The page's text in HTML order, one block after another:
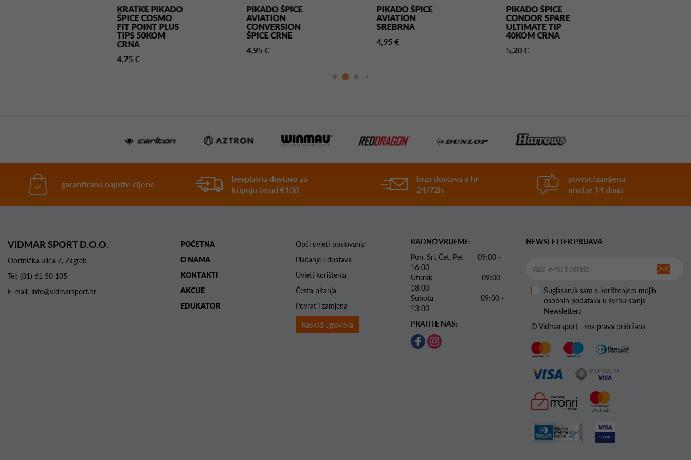
KRATKE PIKADO
ŠPICE COSMO
FIT POINT PLUS
TIPS 50KOM
CRNA
4,75 €
PIKADO ŠPICE
AVIATION
CONVERSION
ŠPICE CRNE
4,95 €
PIKADO ŠPICE
AVIATION
SREBRNA
4,95 €
PIKADO ŠPICE
CONDOR SPARE
ULTIMATE TIP
40KOM CRNA
5,20 €
garantirano najniže cijene
besplatna dostava za
kupnju iznad €100
brza dostava u hr
24/72h
povrat/zamjena
unutar 14 dana
VIDMAR SPORT D.O.O.
Obrtnička ulica 7, Zagreb
Tel: (01) 61 50 105
E-mail: info@vidmarsport.hr
POČETNA
O NAMA
KONTAKTI
AKCIJE
EDUKATOR
Opći uvjeti poslovanja
Plaćanje i dostava
Uvjeti korištenja
Česta pitanja
Povrat i zamjena
Raskid ugovora
RADNO VRIJEME:
Pon. Sri. Čet. Pet 09:00 -
16:00
Utorak 09:00 -
18:00
Subota 09:00 -
13:00
PRATITE NAS:
NEWSLETTER PRIJAVA
Suglasan/a sam s korištenjem mojih
osobnih podataka u svrhu slanja
Newslettera
© Vidmarsport - sva prava pridržana